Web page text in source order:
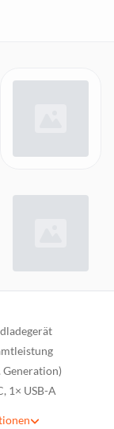
Generation)
1× USB-A